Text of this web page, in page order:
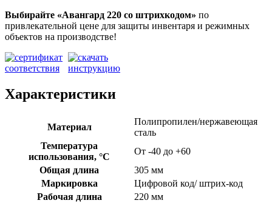
Выбирайте «Авангард 220 со штрихкодом» по
привлекательной цене для защиты инвентаря и режимных
объектов на производстве!
Характеристики
Материал
Полипропилен/нержавеющая
сталь
Температура
использования, °C
От -40 до +60
Общая длина
305 мм
Маркировка
Цифровой код/ штрих-код
Рабочая длина
220 мм